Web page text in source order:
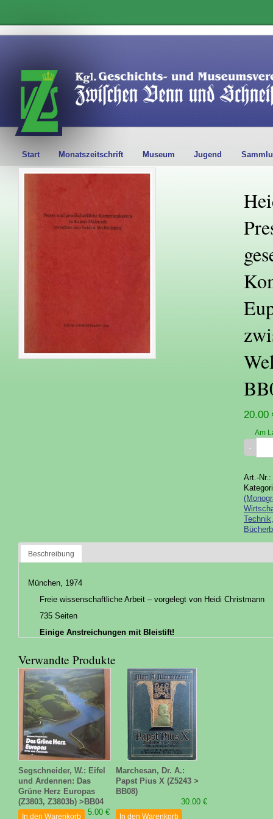
Start Monatszeitschrift Museum Jugend
20.00
Am
Art.-Nr.:
Beschreibung
München, 1974
Freie wissenschaftliche Arbeit – vorgelegt von Heidi Christmann
735 Seiten
Einige Anstreichungen mit Bleistift!
Verwandte Produkte
Segschneider, W.: Eifel
und Ardennen: Das
Grüne Herz Europas
(Z3803, Z3803b) >BB04
5.00 €
In den Warenkorb
Marchesan, Dr. A.:
Papst Pius X (Z5243 >
BB08)
30.00 €
In den Warenkorb